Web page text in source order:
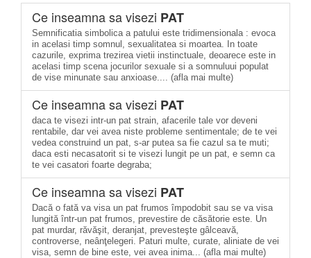
Ce inseamna sa visezi PAT
Semnificatia simbolica a patului este tridimensionala : evoca
in acelasi timp somnul, sexualitatea si moartea. In toate
cazurile, exprima trezirea vietii instinctuale, deoarece este in
acelasi timp scena jocurilor sexuale si a somnuluui populat
de vise minunate sau anxioase.... (afla mai multe)
Ce inseamna sa visezi PAT
daca te visezi intr-un pat strain, afacerile tale vor deveni
rentabile, dar vei avea niste probleme sentimentale; de te vei
vedea construind un pat, s-ar putea sa fie cazul sa te muti;
daca esti necasatorit si te visezi lungit pe un pat, e semn ca
te vei casatori foarte degraba;
Ce inseamna sa visezi PAT
Dacă o fată va visa un pat frumos împodobit sau se va visa
lungită într-un pat frumos, prevestire de căsătorie este. Un
pat murdar, răvăşit, deranjat, prevesteşte gâlceavă,
controverse, neânţelegeri. Paturi multe, curate, aliniate de vei
visa, semn de bine este, vei avea inima... (afla mai multe)